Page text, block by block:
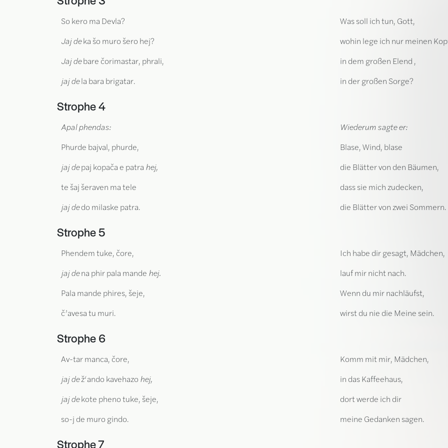
So kero ma Devla?
Was soll ich tun, Gott,
Jaj deka šo muro šero hej?
wohin lege ich nur meinen
Jaj debare čorimastar, phrali,
in dem großen Elend ,
jaj dela bara brigatar. in der großen Sorge?
Strophe 4
Apal phendas:
Wiederum sagte er:
Phurde bajval, phurde,
Blase, Wind, blase
jaj depaj kopača e patra hej,
die Blätter von den Bäumen,
te šaj šeraven ma tele
dass sie mich zudecken,
jaj dedo milaske patra. die Blätter von zwei Sommern.
Strophe 5
Phendem tuke, čore,
Ich habe dir gesagt, Mädchen,
jaj dena phir pala mande hej.
lauf mir nicht nach.
Pala mande phires, šeje,
Wenn du mir nachläufst,
č’avesa tu muri.
wirst du nie die Meine sein.
Strophe 6
Av-tar manca, čore,
Komm mit mir, Mädchen,
jaj dež‘ando kavehazo hej,
in das Kaffeehaus,
jaj dekote pheno tuke, šeje,
dort werde ich dir
so-j de muro gindo.
meine Gedanken sagen.
Strophe 7